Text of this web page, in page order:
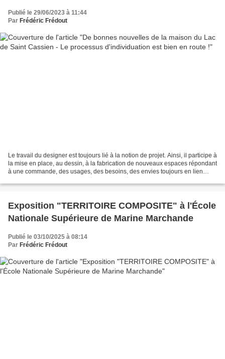
Publié le 29/06/2023 à 11:44
Par Frédéric Frédout
Le travail du designer est toujours lié à la notion de projet. Ainsi, il participe à
la mise en place, au dessin, à la fabrication de nouveaux espaces répondant
à une commande, des usages, des besoins, des envies toujours en lien
Exposition "TERRITOIRE COMPOSITE" à l'École
Nationale Supérieure de Marine Marchande
Publié le 03/10/2025 à 08:14
Par Frédéric Frédout